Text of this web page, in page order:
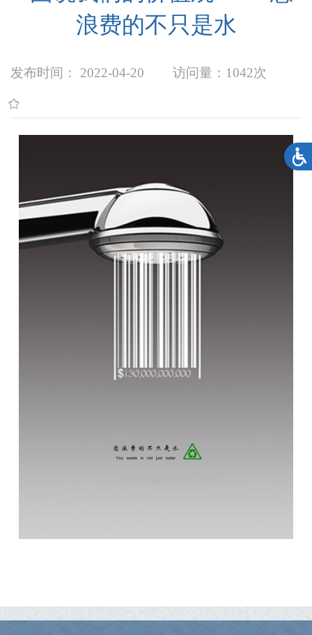
浪费的不只是水
发布时间： 2022-04-20 访问量： 1042次